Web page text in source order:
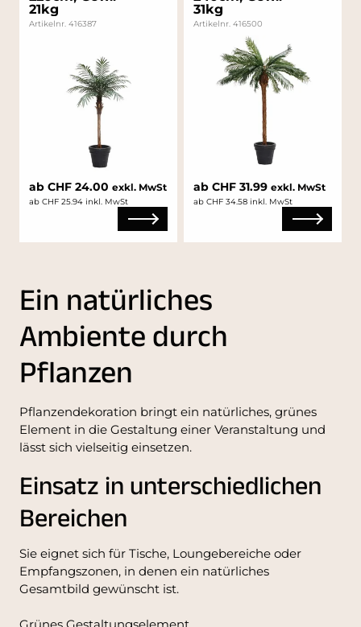
21kg
Artikelnr. 416387
ab CHF 24.00 exkl. MwSt
ab CHF 25.94 inkl. MwSt
31kg
Artikelnr. 416500
ab CHF 31.99 exkl. MwSt
ab CHF 34.58 inkl. MwSt
Ein natürliches
Ambiente durch
Pflanzen
Pflanzendekoration bringt ein natürliches, grünes
Element in die Gestaltung einer Veranstaltung und
lässt sich vielseitig einsetzen.
Einsatz in unterschiedlichen
Bereichen
Sie eignet sich für Tische, Loungebereiche oder
Empfangszonen, in denen ein natürliches
Gesamtbild gewünscht ist.